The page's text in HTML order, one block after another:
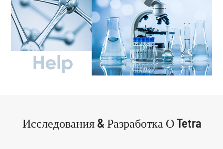
Исследования & Разработка О Tetra